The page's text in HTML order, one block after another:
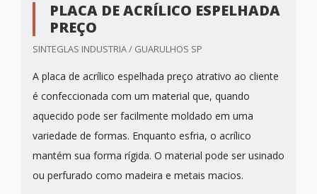
PLACA DE ACRÍLICO ESPELHADA
PREÇO
SINTEGLAS INDUSTRIA / GUARULHOS SP
A placa de acrílico espelhada preço atrativo ao cliente
é confeccionada com um material que, quando
aquecido pode ser facilmente moldado em uma
variedade de formas. Enquanto esfria, o acrílico
mantém sua forma rígida. O material pode ser usinado
ou perfurado como madeira e metais macios.